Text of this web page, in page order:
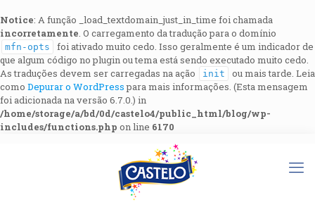
Notice: A função _load_textdomain_just_in_time foi chamada
incorretamente. O carregamento da tradução para o domínio
mfn-opts
foi ativado muito cedo. Isso geralmente é um indicador de
que algum código no plugin ou tema está sendo executado muito cedo.
As traduções devem ser carregadas na ação
init
ou mais tarde. Leia
como Depurar o WordPresspara mais informações. (Esta mensagem
foi adicionada na versão 6.7.0.) in
/home/storage/a/bd/0d/castelo4/public_html/blog/wp-
includes/functions.php on line 6170